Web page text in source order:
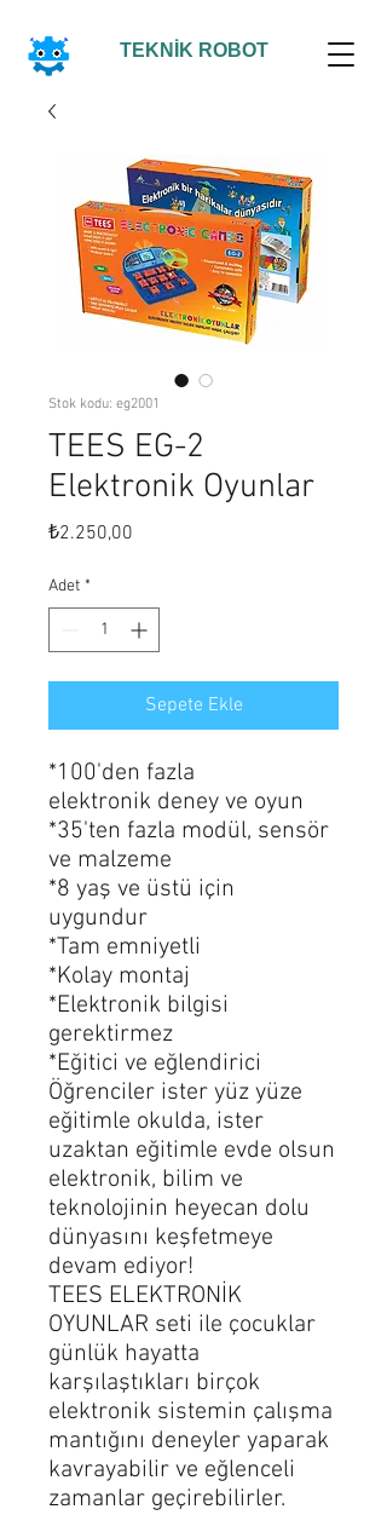
TEKNİK ROBOT
Stok kodu: eg2001
TEES EG-2
Elektronik Oyunlar
₺2.250,00
Adet *
Sepete Ekle
*100'den fazla
elektronik deney ve oyun
*35'ten fazla modül, sensör
ve malzeme
*8 yaş ve üstü için
uygundur
*Tam emniyetli
*Kolay montaj
*Elektronik bilgisi
gerektirmez
*Eğitici ve eğlendirici
Öğrenciler ister yüz yüze
eğitimle okulda, ister
uzaktan eğitimle evde olsun
elektronik, bilim ve
teknolojinin heyecan dolu
dünyasını keşfetmeye
devam ediyor!
TEES ELEKTRONİK
OYUNLAR seti ile çocuklar
günlük hayatta
karşılaştıkları birçok
elektronik sistemin çalışma
mantığını deneyler yaparak
kavrayabilir ve eğlenceli
zamanlar geçirebilirler.